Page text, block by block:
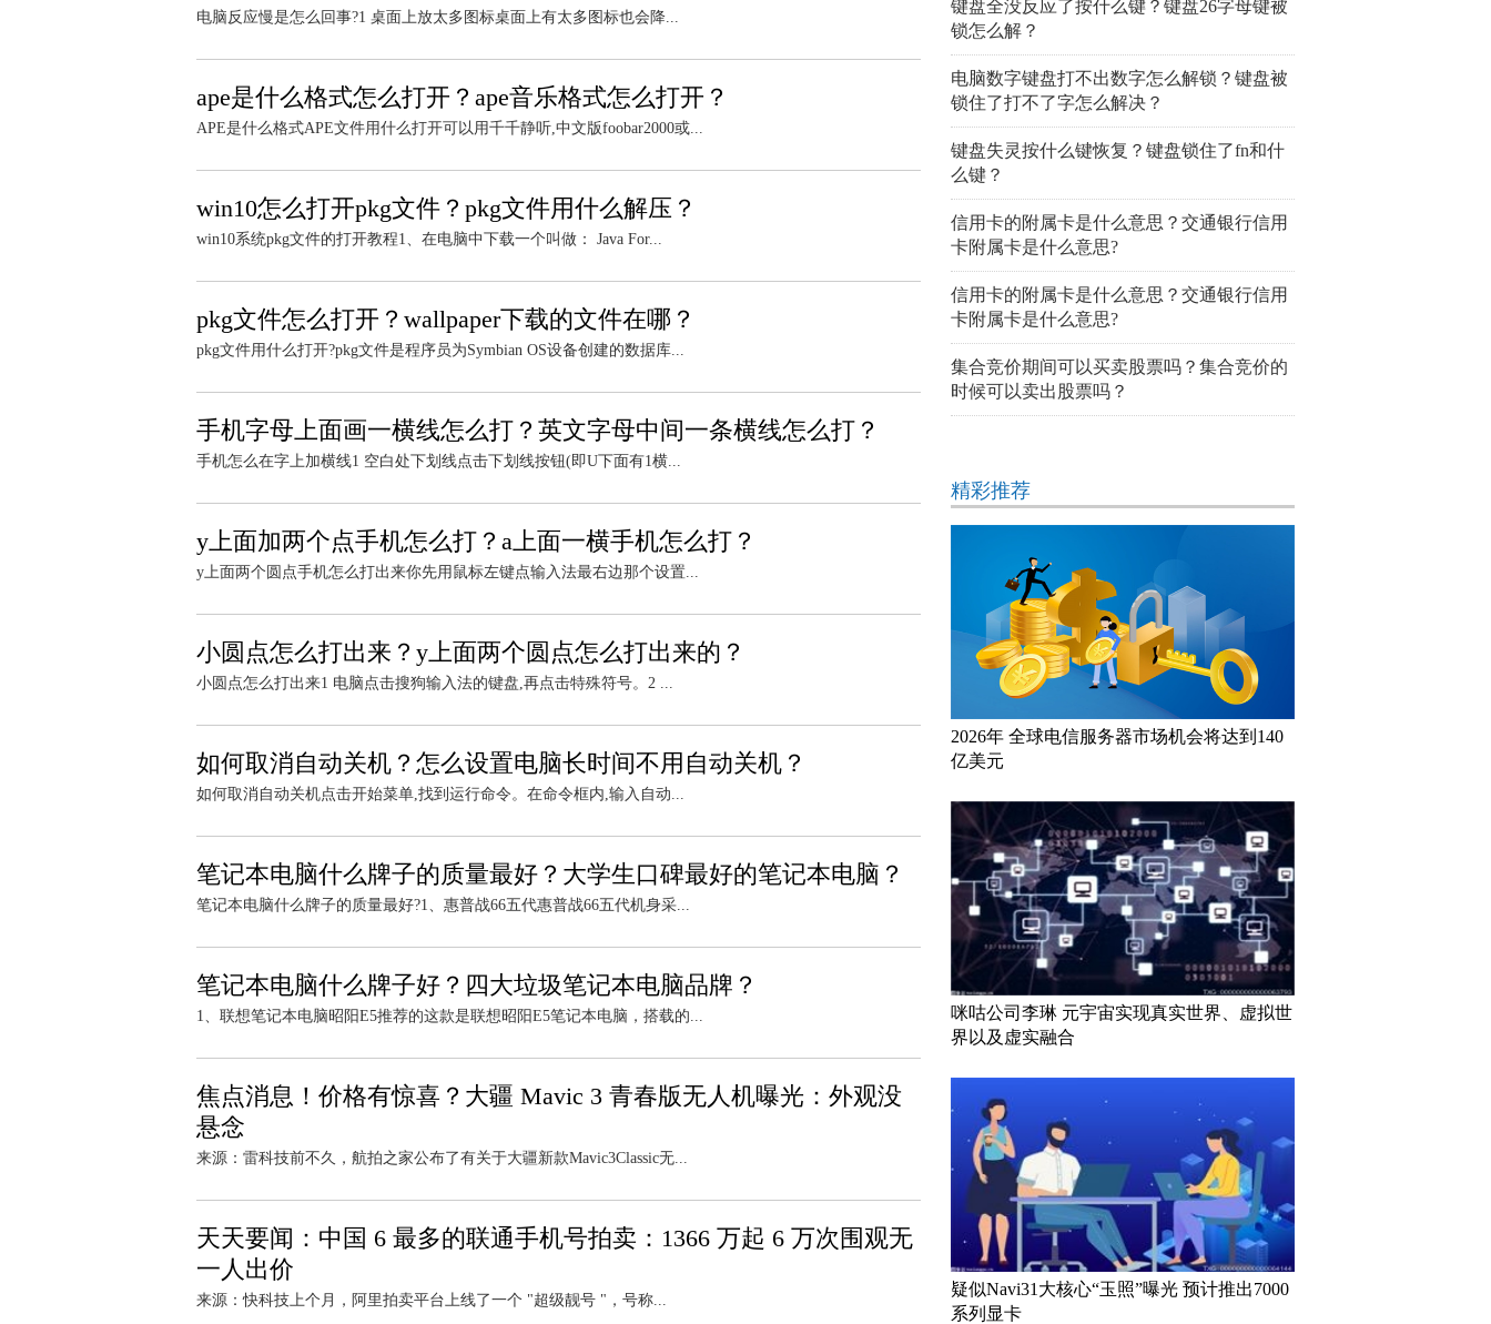
电脑反应慢是怎么回事?1 桌面上放太多图标桌面上有太多图标也会降...
ape是什么格式怎么打开？ape音乐格式怎么打开？
APE是什么格式APE文件用什么打开可以用千千静听,中文版foobar2000或...
win10怎么打开pkg文件？pkg文件用什么解压？
win10系统pkg文件的打开教程1、在电脑中下载一个叫做： Java For...
pkg文件怎么打开？wallpaper下载的文件在哪？
pkg文件用什么打开?pkg文件是程序员为Symbian OS设备创建的数据库...
手机字母上面画一横线怎么打？英文字母中间一条横线怎么打？
手机怎么在字上加横线1 空白处下划线点击下划线按钮(即U下面有1横...
y上面加两个点手机怎么打？a上面一横手机怎么打？
y上面两个圆点手机怎么打出来你先用鼠标左键点输入法最右边那个设置...
小圆点怎么打出来？y上面两个圆点怎么打出来的？
小圆点怎么打出来1 电脑点击搜狗输入法的键盘,再点击特殊符号。2 ...
如何取消自动关机？怎么设置电脑长时间不用自动关机？
如何取消自动关机点击开始菜单,找到运行命令。在命令框内,输入自动...
笔记本电脑什么牌子的质量最好？大学生口碑最好的笔记本电脑？
笔记本电脑什么牌子的质量最好?1、惠普战66五代惠普战66五代机身采...
笔记本电脑什么牌子好？四大垃圾笔记本电脑品牌？
1、联想笔记本电脑昭阳E5推荐的这款是联想昭阳E5笔记本电脑，搭载的...
焦点消息！价格有惊喜？大疆 Mavic 3 青春版无人机曝光：外观没
悬念
来源：雷科技前不久，航拍之家公布了有关于大疆新款Mavic3Classic无...
天天要闻：中国 6 最多的联通手机号拍卖：1366 万起 6 万次围观无
一人出价
来源：快科技上个月，阿里拍卖平台上线了一个 "超级靓号 "，号称...
键盘全没反应了按什么键？键盘26字母键被
锁怎么解？
电脑数字键盘打不出数字怎么解锁？键盘被
锁住了打不了字怎么解决？
键盘失灵按什么键恢复？键盘锁住了fn和什
么键？
信用卡的附属卡是什么意思？交通银行信用
卡附属卡是什么意思?
信用卡的附属卡是什么意思？交通银行信用
卡附属卡是什么意思?
集合竞价期间可以买卖股票吗？集合竞价的
时候可以卖出股票吗？
精彩推荐
2026年 全球电信服务器市场机会将达到140
亿美元
咪咕公司李琳 元宇宙实现真实世界、虚拟世
界以及虚实融合
疑似Navi31大核心“玉照”曝光 预计推出7000
系列显卡